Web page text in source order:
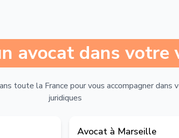
avocat dans votre
toute la France pour vous accompagner dans
juridiques
Avocat à Marseille